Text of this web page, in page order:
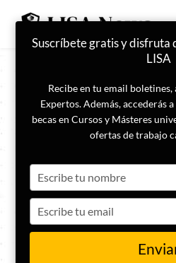
Suscríbete gratis y disfruta
LISA
Recibe en tu email
Expertos. Además, accederás
becas en Cursos y Másteres
ofertas de trabajo
your
name
your
email